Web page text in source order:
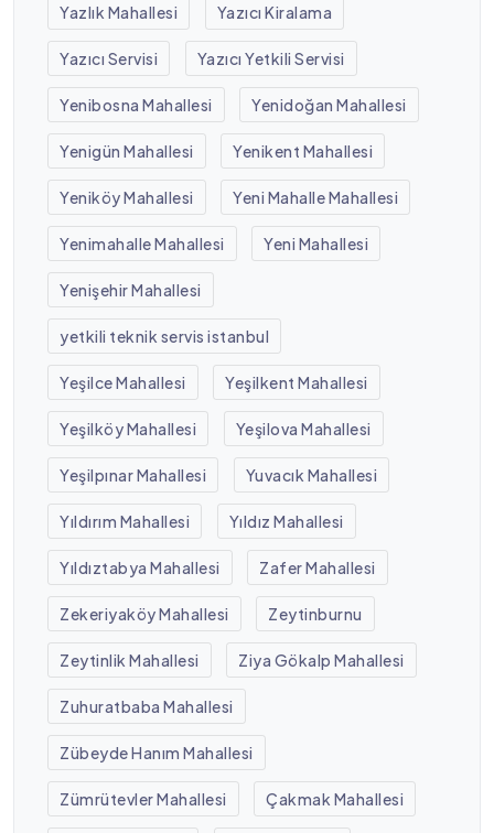
Yazlık Mahallesi Yazıcı Kiralama
Yazıcı Servisi Yazıcı Yetkili Servisi
Yenibosna Mahallesi Yenidoğan Mahallesi
Yenigün Mahallesi Yenikent Mahallesi
Yeniköy Mahallesi Yeni Mahalle Mahallesi
Yenimahalle Mahallesi Yeni Mahallesi
Yenişehir Mahallesi
yetkili teknik servis istanbul
Yeşilce Mahallesi Yeşilkent Mahallesi
Yeşilköy Mahallesi Yeşilova Mahallesi
Yeşilpınar Mahallesi Yuvacık Mahallesi
Yıldırım Mahallesi Yıldız Mahallesi
Yıldıztabya Mahallesi Zafer Mahallesi
Zekeriyaköy Mahallesi Zeytinburnu
Zeytinlik Mahallesi Ziya Gökalp Mahallesi
Zuhuratbaba Mahallesi
Zübeyde Hanım Mahallesi
Zümrütevler Mahallesi Çakmak Mahallesi